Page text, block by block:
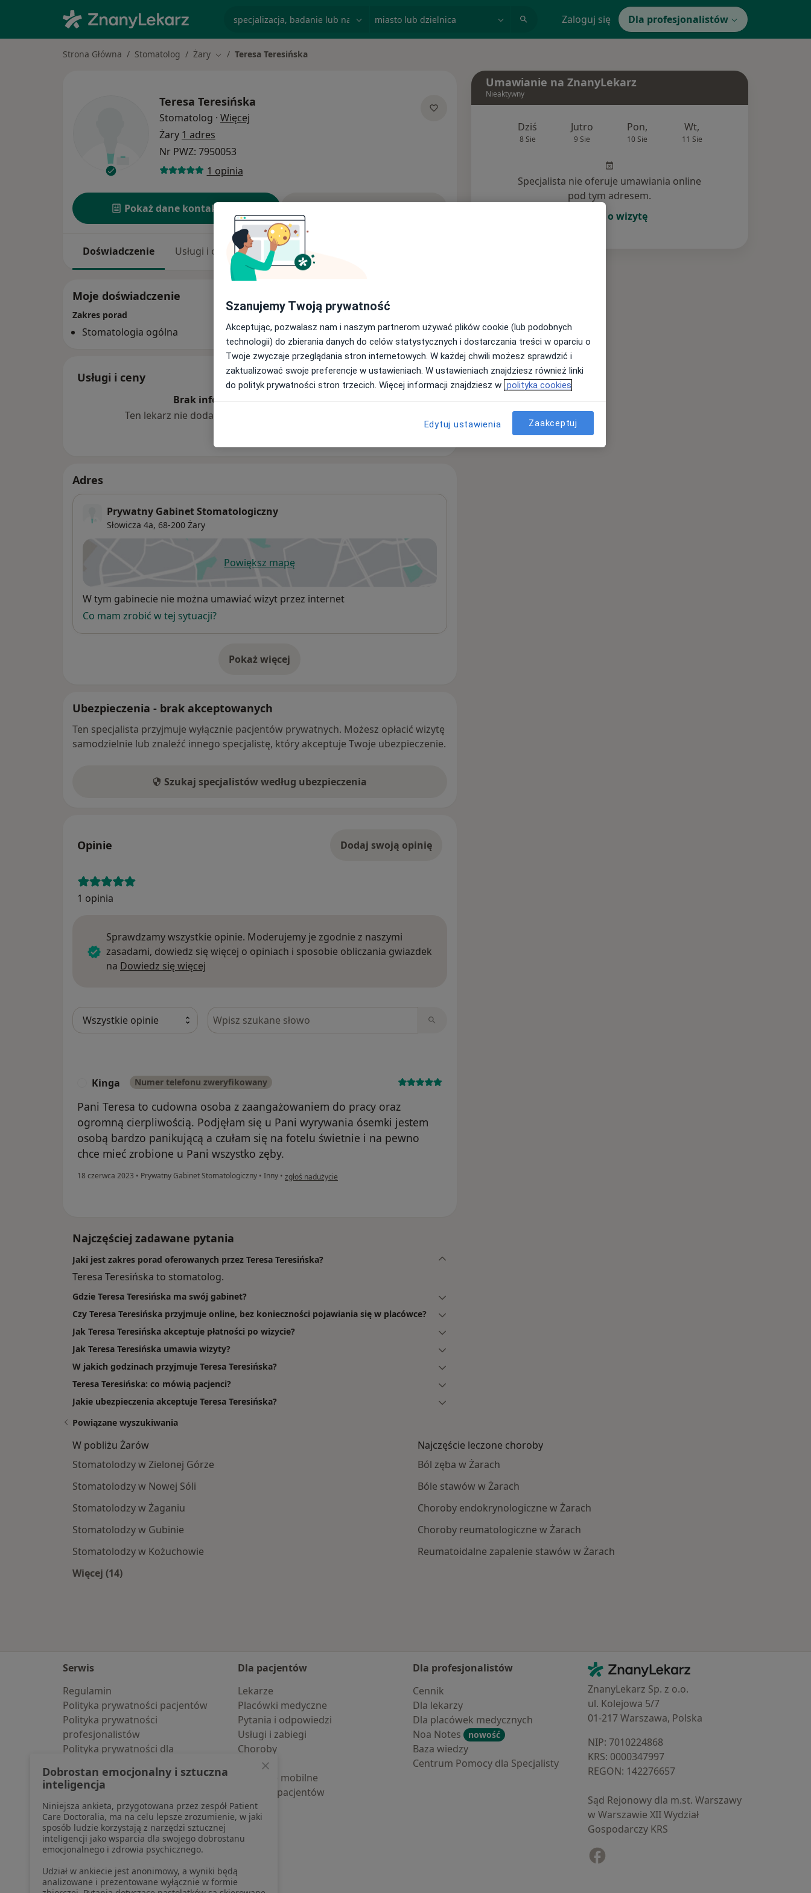
Zaloguj się Dla profesjonalistów
Strona Główna Stomatolog Żary Zmień miasto
Teresa Teresińska
Teresa Teresińska
Stomatolog · Więcej
Żary 1 adres
Nr PWZ: 7950053
1 opinia
Pokaż dane kontaktowe
Doświadczenie Usługi i ceny Adresy Ubezpieczenia
Moje doświadczenie
Zakres porad
Stomatologia ogólna
Usługi i ceny
Brak informacji o usługach i cenach
Ten lekarz nie dodał jeszcze informacji o usługach i cenach.
Adres
Prywatny Gabinet Stomatologiczny
Słowicza 4a, 68-200 Żary
Powiększ mapęotwiera się w nowej karcie
Dostępność
W tym gabinecie nie można umawiać wizyt przez internet
Co mam zrobić w tej sytuacji?
Pokaż więcej
o adresie
Ubezpieczenia - brak akceptowanych
Ten specjalista przyjmuje wyłącznie pacjentów prywatnych. Możesz opłacić wizytę
samodzielnie lub znaleźć innego specjalistę, który akceptuje Twoje ubezpieczenie.
Szukaj specjalistów według ubezpieczenia
Opinie Dodaj swoją opinię
1 opinia
Sprawdzamy wszystkie opinie. Moderujemy je zgodnie z naszymi
zasadami, dowiedz się więcej o opiniach i sposobie obliczania gwiazdek
na Dowiedz się więcej
Szukaj w opiniach
Kinga Numer telefonu zweryfikowany
Pani Teresa to cudowna osoba z zaangażowaniem do pracy oraz
ogromną cierpliwością. Podjęłam się u Pani wyrywania ósemki jestem
osobą bardzo panikującą a czułam się na fotelu świetnie i na pewno
chce mieć zrobione u Pani wszystko zęby.
18 czerwca 2023 • Prywatny Gabinet Stomatologiczny • Inny • w opinii użytkownika Kinga
zgłoś nadużycie
Najczęściej zadawane pytania
Jaki jest zakres porad oferowanych przez Teresa Teresińska?
Teresa Teresińska to stomatolog.
Gdzie Teresa Teresińska ma swój gabinet?
Czy Teresa Teresińska przyjmuje online, bez konieczności pojawiania się w placówce?
Jak Teresa Teresińska akceptuje płatności po wizycie?
Jak Teresa Teresińska umawia wizyty?
W jakich godzinach przyjmuje Teresa Teresińska?
Teresa Teresińska: co mówią pacjenci?
Jakie ubezpieczenia akceptuje Teresa Teresińska?
Umawianie na ZnanyLekarz
Nieaktywny
Dziś
8 Sie
Jutro
9 Sie
Pon,
10 Sie
Wt,
11 Sie
Specjalista nie oferuje umawiania online
pod tym adresem.
Poproś o wizytę
Powiązane wyszukiwania
W pobliżu Żarów
Stomatolodzy w Zielonej Górze
Stomatolodzy w Nowej Sóli
Stomatolodzy w Żaganiu
Stomatolodzy w Gubinie
Stomatolodzy w Kożuchowie
Więcej (14)
Najczęście leczone choroby
Ból zęba w Żarach
Bóle stawów w Żarach
Choroby endokrynologiczne w Żarach
Choroby reumatologiczne w Żarach
Reumatoidalne zapalenie stawów w Żarach
Serwis
Regulamin
Polityka prywatności pacjentów
Polityka prywatności
profesjonalistów
Polityka prywatności dla
pozyskaliśmy samodzielnie
Polityka cookies
Jak działają wyniki wyszukiwania
Dostępność
O nas
Praca Rekrutujemy!
Partnerzy
Centrum prasowe
Dla pacjentów
Lekarze
Placówki medyczne
Pytania i odpowiedzi
Usługi i zabiegi
Choroby
Pomoc
Aplikacje mobilne
Blog dla pacjentów
Dla profesjonalistów
Cennik
Dla lekarzy
Dla placówek medycznych
Noa Notes
nowość
Baza wiedzy
Centrum Pomocy dla Specjalisty
Kontakt
ZnanyLekarz - Strona główna
ZnanyLekarz Sp. z o.o.
ul. Kolejowa 5/7
01-217 Warszawa, Polska
NIP: ⁠7010224868
KRS: ⁠0000347997
REGON: ⁠142276657
Sąd Rejonowy dla m.st. Warszawy
w Warszawie XII Wydział
Gospodarczy KRS
Szanujemy Twoją prywatność
Akceptując, pozwalasz nam i naszym partnerom używać plików cookie (lub podobnych
technologii) do zbierania danych do celów statystycznych i dostarczania treści w oparciu o
Twoje zwyczaje przeglądania stron internetowych. W każdej chwili możesz sprawdzić i
zaktualizować swoje preferencje w ustawieniach. W ustawieniach znajdziesz również linki
do polityk prywatności stron trzecich. Więcej informacji znajdziesz w polityka cookies
Edytuj ustawienia Zaakceptuj
Dobrostan emocjonalny i sztuczna
inteligencja
Niniejsza ankieta, przygotowana przez zespół Patient
Care Doctoralia, ma na celu lepsze zrozumienie, w jaki
sposób ludzie korzystają z narzędzi sztucznej
inteligencji jako wsparcia dla swojego dobrostanu
emocjonalnego i zdrowia psychicznego.
Udział w ankiecie jest anonimowy, a wyniki będą
analizowane i prezentowane wyłącznie w formie